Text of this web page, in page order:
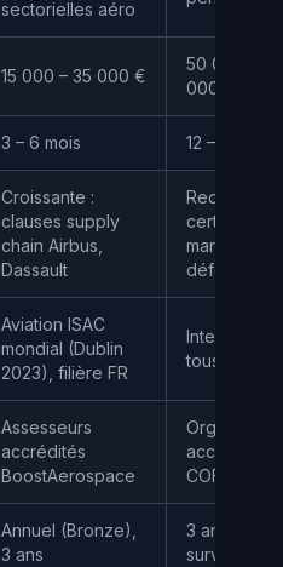
sectorielles aéro
15 000 – 35 000 €
50 000 –
000 €
3 – 6 mois 12 – 24 mois
Croissante :
clauses supply
chain Airbus,
Dassault
Requise sur
certains
marchés
défense/
Aviation ISAC
mondial (Dublin
2023), filière FR
tous
Assesseurs
accrédités
BoostAerospace
Organismes
accrédités
COFRAC /
Annuel (Bronze),
3 ans
3 ans
surveillance